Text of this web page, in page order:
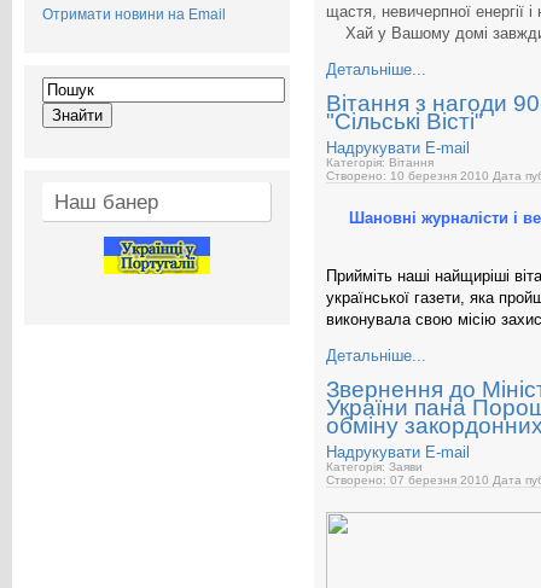
Отримати новини на Email
Наш банер
щастя, невичерпної енергії
Хай у Вашому домі
Детальніше...
Вітання з нагоди
"Сільські Вісті"
Надрукувати E-mail
Категорія: Вітання
Створено: 10 березня 2010 Дата
Шановні журналісти і
Прийміть наші найщиріші
української газети, яка
виконувала свою місію
Детальніше...
Звернення до
України пана
обміну
Надрукувати E-mail
Категорія: Заяви
Створено: 07 березня 2010 Дата